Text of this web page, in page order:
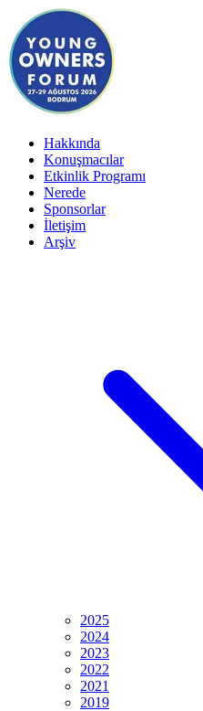
Hakkında
Konuşmacılar
Etkinlik Programı
Nerede
Sponsorlar
İletişim
Arşiv
2025
2024
2023
2022
2021
2019